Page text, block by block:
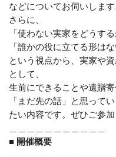
などについてお伺いします
さらに、
「使わない実家をどうする
「誰かの役に立てる形はな
という視点から、実家や
として、
生前にできることや遺贈
「まだ先の話」と思って
たい内容です。ぜひご参加
■ 開催概要